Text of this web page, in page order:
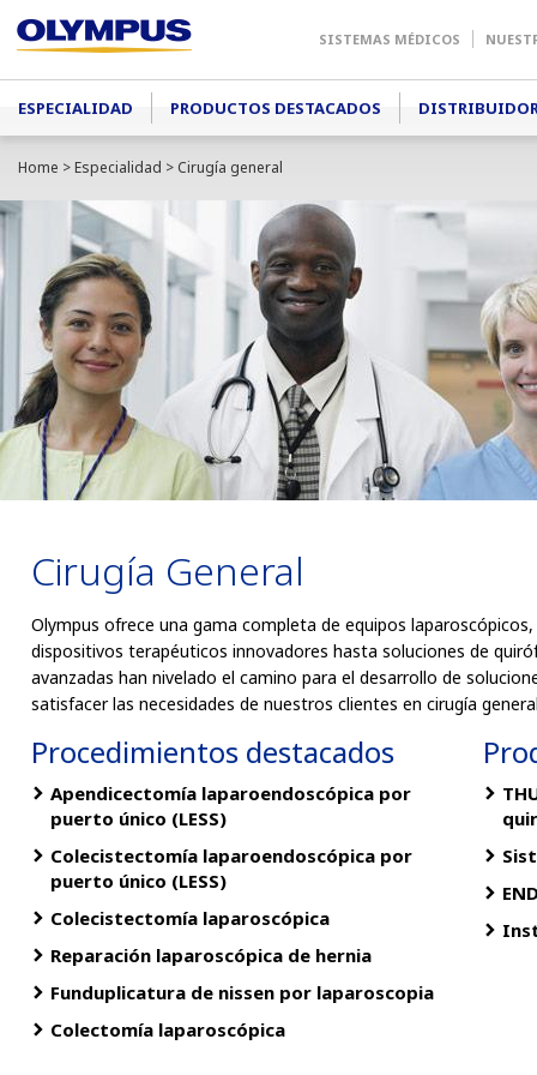
SISTEMAS MÉDICOS
Main menu
ESPECIALIDAD PRODUCTOS DESTACADOS
Home >Especialidad > Cirugía general
Cirugía General
Olympus ofrece una gama completa de equipos
dispositivos terapéuticos innovadores hasta soluciones de
avanzadas han nivelado el camino para el desarrollo de
satisfacer las necesidades de nuestros clientes en cirugía
Procedimientos destacados
Apendicectomía laparoendoscópica por
puerto único (LESS)
Colecistectomía laparoendoscópica por
puerto único (LESS)
Colecistectomía laparoscópica
Reparación laparoscópica de hernia
Funduplicatura de nissen por laparoscopia
Colectomía laparoscópica